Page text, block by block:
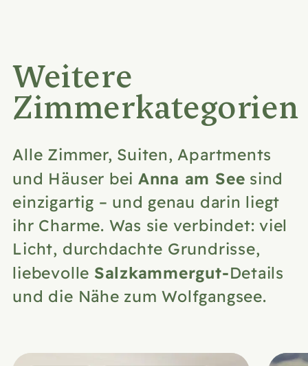
Weitere
Zimmerkategorien
Alle Zimmer, Suiten, Apartments
und Häuser bei Anna am See sind
einzigartig – und genau darin liegt
ihr Charme. Was sie verbindet: viel
Licht, durchdachte Grundrisse,
liebevolle Salzkammergut-Details
und die Nähe zum Wolfgangsee.